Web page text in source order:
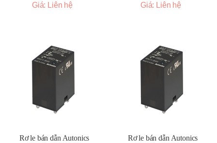
Giá: Liên hệ Giá: Liên hệ
Rơ le bán dẫn Autonics
Rơ le bán dẫn Autonics